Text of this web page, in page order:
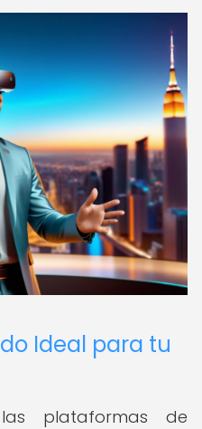
Ideal para tu
plataformas de